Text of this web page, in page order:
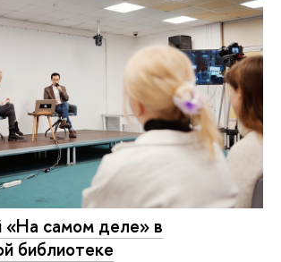
«На самом деле» в
библиотеке